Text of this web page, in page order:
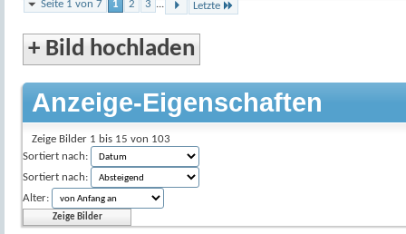
Seite 1 von 7 1 2 3 ... Letzte
+ Bild hochladen
Anzeige-Eigenschaften
Zeige Bilder 1 bis 15 von 103
Sortiert nach:
Sortiert nach:
Alter: